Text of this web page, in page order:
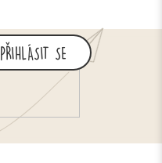
PŘIHLÁSIT SE